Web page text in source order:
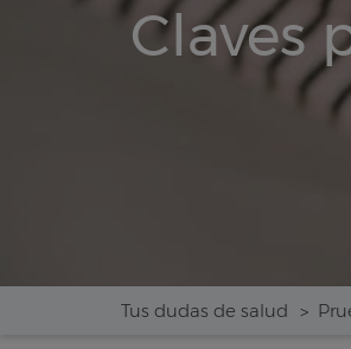
Claves
Tus dudas de salud